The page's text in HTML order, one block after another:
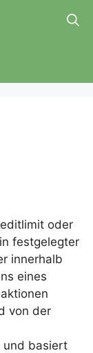
oder
festgelegter
innerhalb
eines
von der
und basiert